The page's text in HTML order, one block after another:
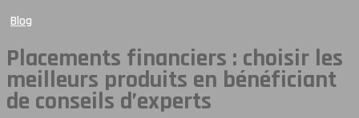
Blog
Placements financiers : choisir les
meilleurs produits en bénéficiant
de conseils d’experts